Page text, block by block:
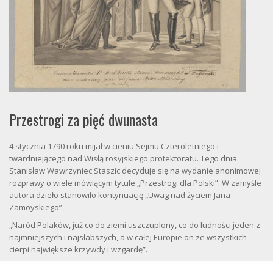
Przestrogi za pięć dwunasta
4 stycznia 1790 roku mijał w cieniu Sejmu Czteroletniego i
twardniejącego nad Wisłą rosyjskiego protektoratu. Tego dnia
Stanisław Wawrzyniec Staszic decyduje się na wydanie anonimowej
rozprawy o wiele mówiącym tytule „Przestrogi dla Polski”. W zamyśle
autora dzieło stanowiło kontynuację „Uwag nad życiem Jana
Zamoyskiego”.
„Naród Polaków, już co do ziemi uszczuplony, co do ludności jeden z
najmniejszych i najsłabszych, a w całej Europie on ze wszystkich
cierpi największe krzywdy i wzgardę”.